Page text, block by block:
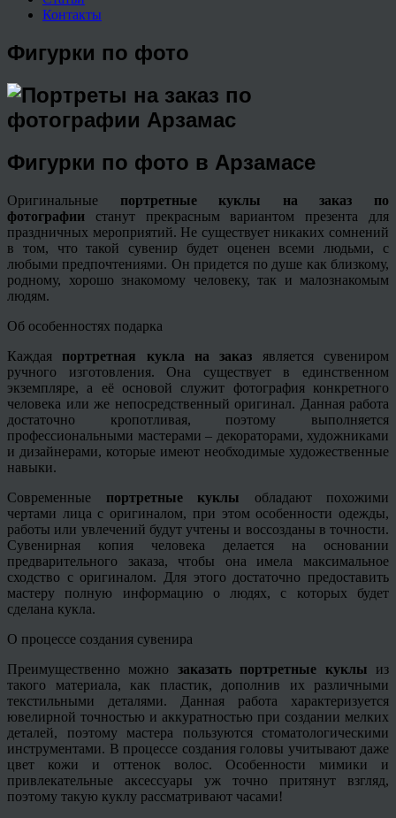
Контакты
Фигурки по фото
Фигурки по фото в Арзамасе
Оригинальные портретные куклы на заказ по
фотографии станут прекрасным вариантом презента для
праздничных мероприятий. Не существует никаких сомнений
в том, что такой сувенир будет оценен всеми людьми, с
любыми предпочтениями. Он придется по душе как близкому,
родному, хорошо знакомому человеку, так и малознакомым
людям.
Об особенностях подарка
Каждая портретная кукла на заказ является сувениром
ручного изготовления. Она существует в единственном
экземпляре, а её основой служит фотография конкретного
человека или же непосредственный оригинал. Данная работа
достаточно кропотливая, поэтому выполняется
профессиональными мастерами – декораторами, художниками
и дизайнерами, которые имеют необходимые художественные
навыки.
Современные портретные куклы обладают похожими
чертами лица с оригиналом, при этом особенности одежды,
работы или увлечений будут учтены и воссозданы в точности.
Сувенирная копия человека делается на основании
предварительного заказа, чтобы она имела максимальное
сходство с оригиналом. Для этого достаточно предоставить
мастеру полную информацию о людях, с которых будет
сделана кукла.
О процессе создания сувенира
Преимущественно можно заказать портретные куклы из
такого материала, как пластик, дополнив их различными
текстильными деталями. Данная работа характеризуется
ювелирной точностью и аккуратностью при создании мелких
деталей, поэтому мастера пользуются стоматологическими
инструментами. В процессе создания головы учитывают даже
цвет кожи и оттенок волос. Особенности мимики и
привлекательные аксессуары уж точно притянут взгляд,
поэтому такую куклу рассматривают часами!